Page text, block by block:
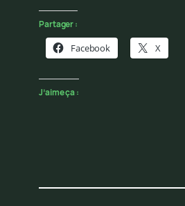
Partager :
Facebook X
J’aime ça :